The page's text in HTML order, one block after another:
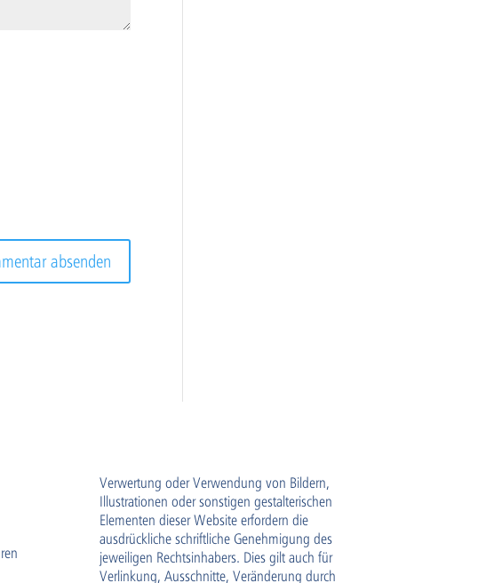
Verwertung oder Verwendung von Bildern,
Illustrationen oder sonstigen gestalterischen
Elementen dieser Website erfordern die
ausdrückliche schriftliche Genehmigung des
jeweiligen Rechtsinhabers. Dies gilt auch für
Verlinkung, Ausschnitte, Veränderung durch